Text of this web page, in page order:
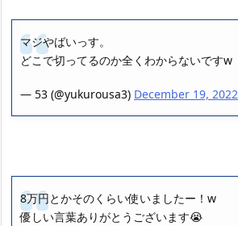
マジやばいっす。
どこで切ってるのか全くわからないですw
— 53 (@yukurousa3) December 19, 2022
8万円とかそのくらい使いましたー！w
優しい言葉ありがとうございます😭